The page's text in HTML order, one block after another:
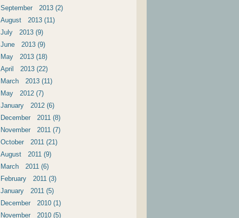
September 2013 (2)
August 2013 (11)
July 2013 (9)
June 2013 (9)
May 2013 (18)
April 2013 (22)
March 2013 (11)
May 2012 (7)
January 2012 (6)
December 2011 (8)
November 2011 (7)
October 2011 (21)
August 2011 (9)
March 2011 (6)
February 2011 (3)
January 2011 (5)
December 2010 (1)
November 2010 (5)